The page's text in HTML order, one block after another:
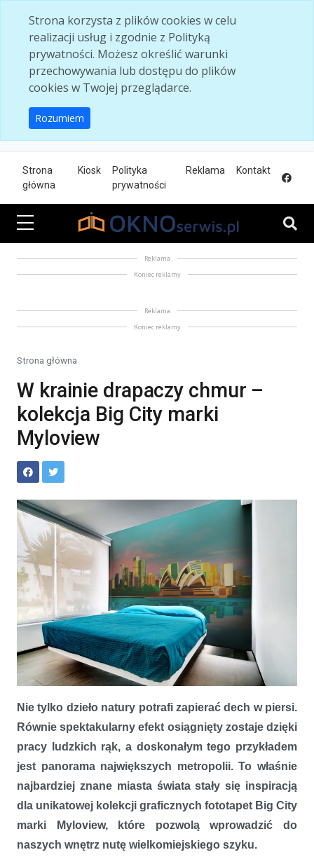
Strona korzysta z plików cookies w celu
realizacji usług i zgodnie z Polityką
prywatności. Możesz określić warunki
przechowywania lub dostępu do plików
cookies w Twojej przeglądarce.
Rozumiem
Strona
główna
Kiosk
Polityka
prywatności
Reklama Kontakt
Reklama
Koniec reklamy
Reklama
Koniec reklamy
Strona główna
W krainie drapaczy chmur –
kolekcja Big City marki
Myloview
Nie tylko dzieło natury potrafi zapierać dech w piersi.
Równie spektakularny efekt osiągnięty zostaje dzięki
pracy ludzkich rąk, a doskonałym tego przykładem
jest panorama największych metropolii. To właśnie
najbardziej znane miasta świata stały się inspiracją
dla unikatowej kolekcji graficznych fototapet Big City
marki Myloview, które pozwolą wprowadzić do
naszych wnętrz nutę wielkomiejskiego szyku.